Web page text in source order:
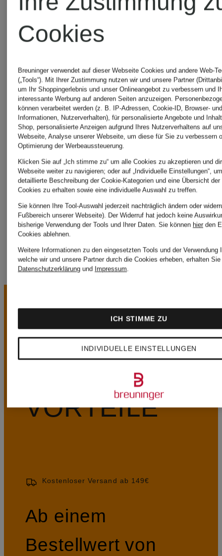
BOVIVA
eleventy
Gianvito
Rossi
happy
girls
MIKA
UNSERE
VORTEILE
Kostenloser Versand ab 149€
Ab einem
Bestellwert von
Cookies
Breuninger verwendet auf dieser Webseite Cookies und andere Web-
(„Tools“). Mit Ihrer Zustimmung nutzen wir und unsere Partner
um Ihr Shoppingerlebnis und unser Onlineangebot zu verbessern und
interessante Werbung auf anderen Seiten anzuzeigen.
können verarbeitet werden (z. B. IP-Adressen, Cookie-ID, Browser-
Informationen, Nutzerverhalten), für personalisierte Angebote und
Shop, personalisierte Anzeigen aufgrund Ihres Nutzerverhaltens auf
Webseite, Analyse unserer Webseite, um diese für Sie zu verbessern
Optimierung der Werbeaussteuerung.
Klicken Sie auf „Ich stimme zu“ um alle Cookies zu akzeptieren und
Webseite weiter zu navigieren; oder auf „Individuelle Einstellungen“,
detaillierte Beschreibung der Cookie-Kategorien und eine Übersicht
Cookies zu erhalten sowie eine individuelle Auswahl zu treffen.
Sie können Ihre Tool-Auswahl jederzeit nachträglich ändern oder
Fußbereich unserer Webseite). Der Widerruf hat jedoch keine
bisherige Verwendung der Tools und Ihrer Daten. Sie können hier den
Cookies ablehnen.
Weitere Informationen zu den eingesetzten Tools und der Verwendung
welche wir und unsere Partner durch die Cookies erheben, erhalten
Datenschutzerklärung und Impressum.
INDIVIDUELLE EINSTELLUNGEN
ICH STIMME ZU